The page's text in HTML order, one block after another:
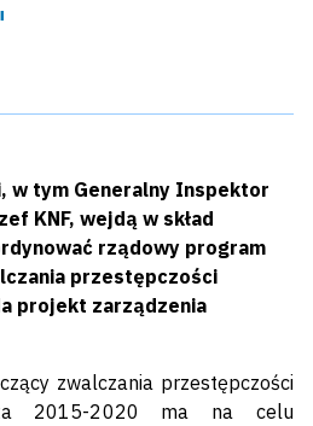
w tym Generalny Inspektor
KNF, wejdą w skład
rządowy program
przestępczości
projekt zarządzenia
zwalczania przestępczości
2015-2020 ma na celu